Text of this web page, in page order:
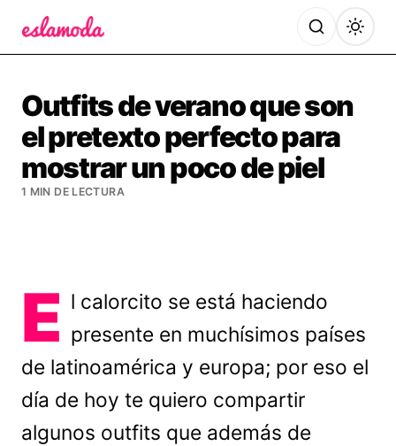
Outfits de verano que son
el pretexto perfecto para
mostrar un poco de piel
1 MIN DE LECTURA
E l calorcito se está haciendo
presente en muchísimos países
de latinoamérica y europa; por eso el
día de hoy te quiero compartir
algunos outfits que además de